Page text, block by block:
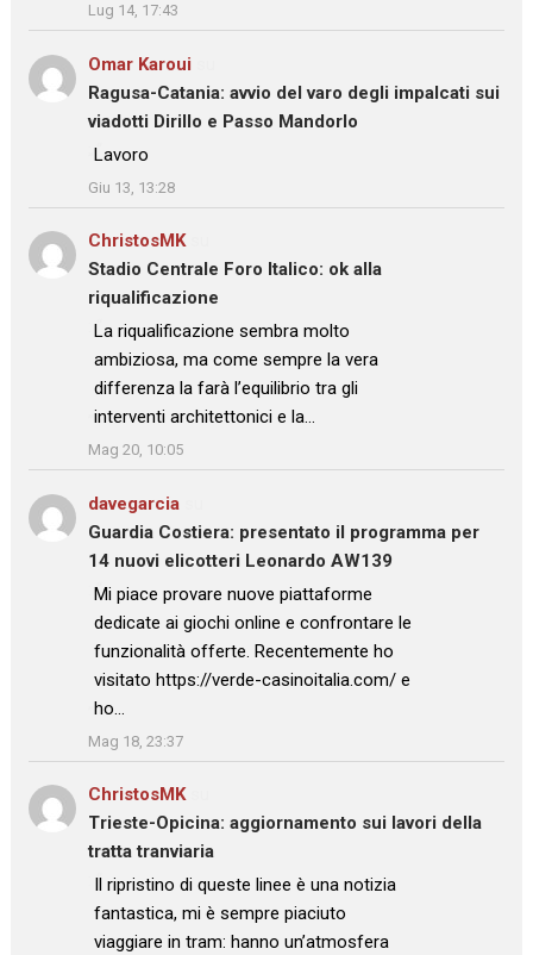
Lug 14, 17:43
Omar Karoui
Ragusa-Catania: avvio del varo degli impalcati sui
viadotti Dirillo e Passo Mandorlo
: “Lavoro
”
Giu 13, 13:28
ChristosMKsu
Stadio Centrale Foro Italico: ok alla
riqualificazione
: “La riqualificazione sembra molto
ambiziosa, ma come sempre la vera
differenza la farà l’equilibrio tra gli
interventi architettonici e la…
”
Mag 20, 10:05
davegarcia
Guardia Costiera: presentato il programma per
14 nuovi elicotteri Leonardo AW139
: “
Mi piace provare nuove piattaforme
dedicate ai giochi online e confrontare le
funzionalità offerte. Recentemente ho
visitato https://verde-casinoitalia.com/ e
ho…
”
Mag 18, 23:37
ChristosMKsu
Trieste-Opicina: aggiornamento sui lavori della
tratta tranviaria
: “
Il ripristino di queste linee è una notizia
fantastica, mi è sempre piaciuto
viaggiare in tram: hanno un’atmosfera